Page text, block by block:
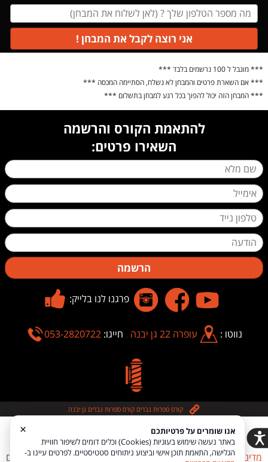
אני רוצה לקבל את המבחן !
*** מוגבל ל 100 נרשמים בלבד ***
*** אם השארת פרטים והמבחן לא נשלח, הסתיימה המכסה ***
*** המבחן הזה יכול להפוך בכל רגע למבחן בתשלום ***
להתאמת הקורס והרשמה
השאירו פרטים:
הרשמה
פרגנו לנו בלייק:
נווטו : עופרה 22 גן יבנה , חייגו: 053-2820722
:קורס ספרות גברים ,קורס ספרות גברים גן יבנה
.Copyright © 2026 O.I. Element Holdings ltd, All rights reserved
מדיניות פרטיות הצהרת נגישות Coi בניית אתרים
×
אנו שומרים על פרטיותכם
באתר נעשה שימוש בעוגיות (Cookies) וכלים דומים לשיפור חוויית
הגלישה, התאמת תוכן אישי וביצוע ניתוחים סטטיסטיים. לפרטים עיינו ב-